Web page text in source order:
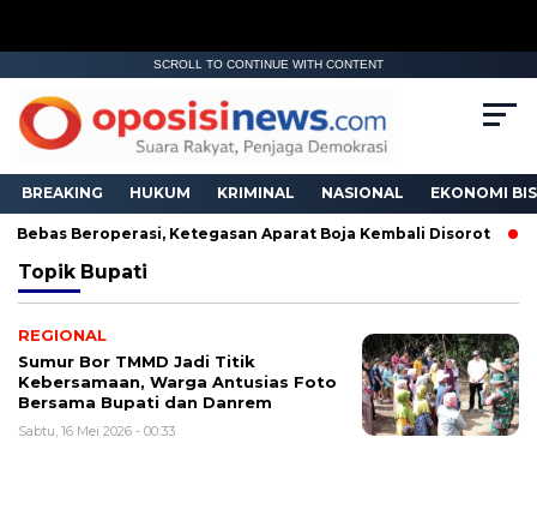
SCROLL TO CONTINUE WITH CONTENT
BREAKING HUKUM KRIMINAL NASIONAL EKONOMI
Beroperasi, Ketegasan Aparat Boja Kembali Disorot
Topik Bupati
REGIONAL
Sumur Bor TMMD Jadi Titik
Kebersamaan, Warga Antusias Foto
Bersama Bupati dan Danrem
Sabtu, 16 Mei 2026 - 00:33